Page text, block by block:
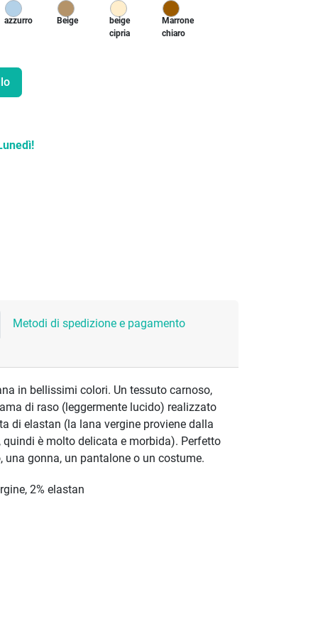
azzurro Beige
beige
cipria
Marrone
chiaro
Metodi di spedizione e pagamento
in bellissimi colori. Un tessuto carnoso,
di raso (leggermente lucido) realizzato
di elastan (la lana vergine proviene dalla
quindi è molto delicata e morbida). Perfetto
una gonna, un pantalone o un costume.
2% elastan